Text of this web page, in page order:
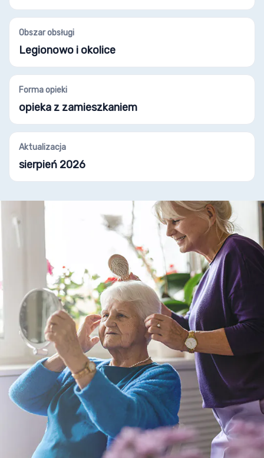
Obszar obsługi
Legionowo i okolice
Forma opieki
opieka z zamieszkaniem
Aktualizacja
sierpień 2026